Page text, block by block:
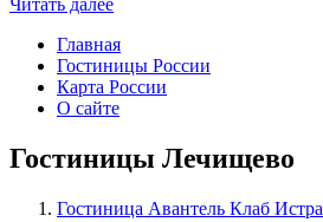
Читать далее
Главная
Гостиницы России
Карта России
О сайте
Гостиницы Лечищево
Гостиница Авантель Клаб Истра